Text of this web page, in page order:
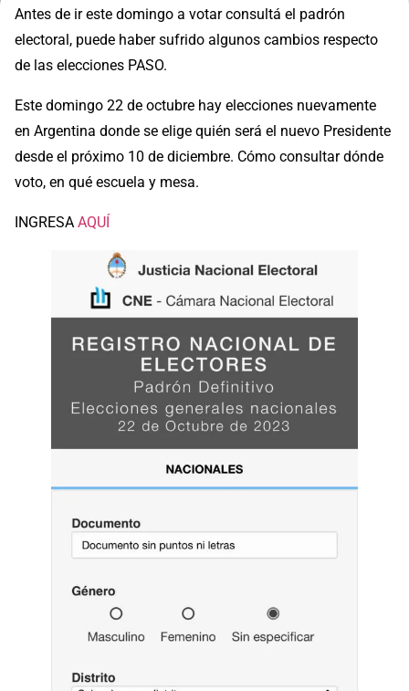
Antes de ir este domingo a votar consultá el padrón
electoral, puede haber sufrido algunos cambios respecto
de las elecciones PASO.
Este domingo 22 de octubre hay elecciones nuevamente
en Argentina donde se elige quién será el nuevo Presidente
desde el próximo 10 de diciembre. Cómo consultar dónde
voto, en qué escuela y mesa.
INGRESA AQUÍ